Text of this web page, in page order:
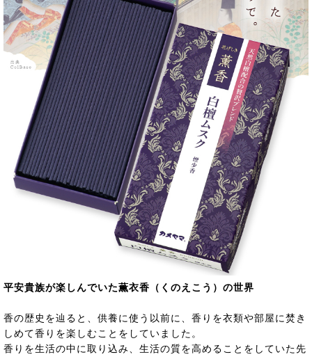
平安貴族が楽しんでいた薫衣香（くのえこう）の世界
香の歴史を辿ると、供養に使う以前に、香りを衣類や部屋に焚き
しめて香りを楽しむことをしていました。
香りを生活の中に取り込み、生活の質を高めることをしていた先